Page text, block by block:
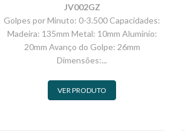
JV002GZ
Golpes por Minuto: 0-3.500 Capacidades:
Madeira: 135mm Metal: 10mm Alumínio:
20mm Avanço do Golpe: 26mm
Dimensões:...
VER PRODUTO